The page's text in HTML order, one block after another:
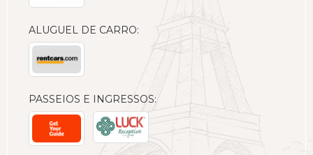
ALUGUEL DE CARRO:
PASSEIOS E INGRESSOS: